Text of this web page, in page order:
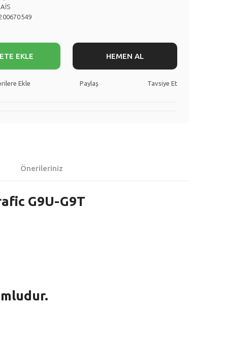
EKLE HEMEN AL
Paylaş Tavsiye Et
Önerileriniz
G9U-G9T